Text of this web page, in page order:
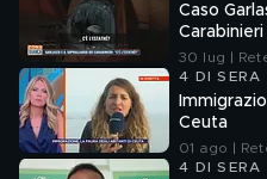
Caso
Carabinieri
30 lug |
4 DI SERA
Ceuta
01 ago |
4 DI SERA